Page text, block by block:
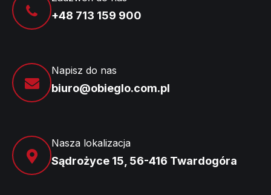
+48 713 159 900
Napisz do nas
biuro@obieglo.com.pl
Nasza lokalizacja
Sądrożyce 15, 56-416 Twardogóra